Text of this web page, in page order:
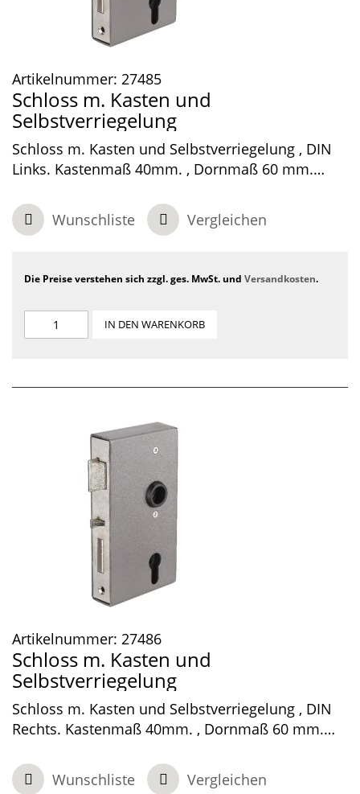
Artikelnummer: 27485
Schloss m. Kasten und
Selbstverriegelung
Schloss m. Kasten und Selbstverriegelung , DIN
Links. Kastenmaß 40mm. , Dornmaß 60 mm.
Wechselfunktion.
Wunschliste Vergleichen
Die Preise verstehen sich zzgl. ges. MwSt. und Versandkosten.
IN DEN WARENKORB
Artikelnummer: 27486
Schloss m. Kasten und
Selbstverriegelung
Schloss m. Kasten und Selbstverriegelung , DIN
Rechts. Kastenmaß 40mm. , Dornmaß 60 mm.
Wechselfunktion.
Wunschliste Vergleichen